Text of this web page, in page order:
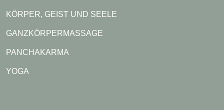
KÖRPER, GEIST UND SEELE
GANZKÖRPERMASSAGE
PANCHAKARMA
YOGA